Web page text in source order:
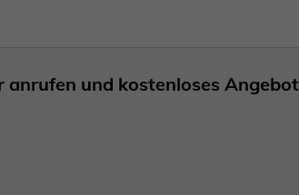
anrufen und kostenloses Angebot